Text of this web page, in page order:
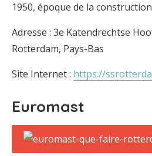
1950, époque de la
Adresse : 3e Katendrechtse
Rotterdam, Pays-Bas
Site Internet : https://
Euromast